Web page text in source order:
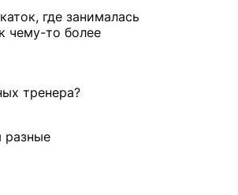
где занималась
чему-то более
тренера?
разные